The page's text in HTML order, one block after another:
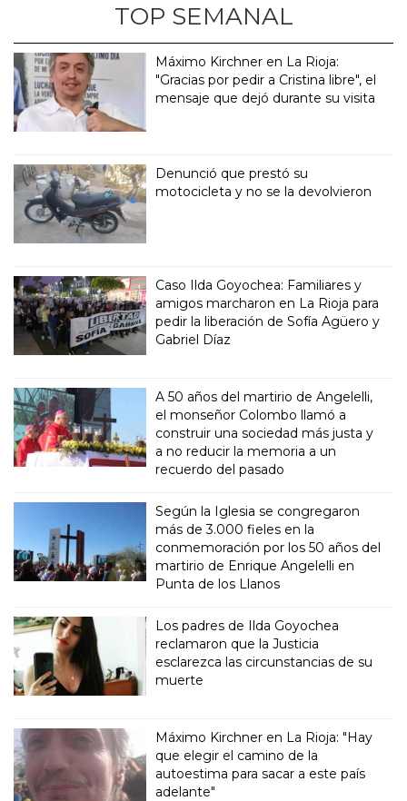
TOP SEMANAL
Máximo Kirchner en La Rioja:
"Gracias por pedir a Cristina libre", el
mensaje que dejó durante su visita
Denunció que prestó su
motocicleta y no se la devolvieron
Caso Ilda Goyochea: Familiares y
amigos marcharon en La Rioja para
pedir la liberación de Sofía Agüero y
Gabriel Díaz
A 50 años del martirio de Angelelli,
el monseñor Colombo llamó a
construir una sociedad más justa y
a no reducir la memoria a un
recuerdo del pasado
Según la Iglesia se congregaron
más de 3.000 fieles en la
conmemoración por los 50 años del
martirio de Enrique Angelelli en
Punta de los Llanos
Los padres de Ilda Goyochea
reclamaron que la Justicia
esclarezca las circunstancias de su
muerte
Máximo Kirchner en La Rioja: "Hay
que elegir el camino de la
autoestima para sacar a este país
adelante"